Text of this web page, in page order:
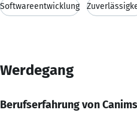
Softwareentwicklung
Werdegang
Berufserfahrung von